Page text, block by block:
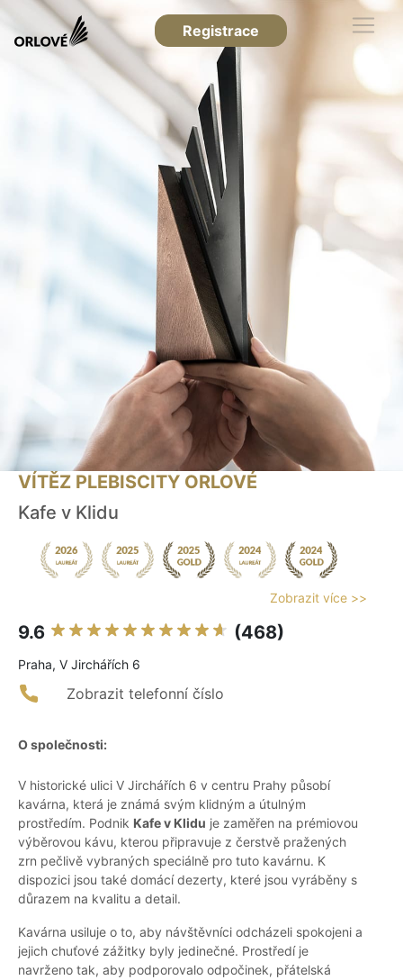
Registrace
VÍTĚZ PLEBISCITY ORLOVÉ
Kafe v Klidu
Zobrazit více >>
9.6 (468)
Praha, V Jirchářích 6
Zobrazit telefonní číslo
O společnosti:
V historické ulici V Jirchářích 6 v centru Prahy působí
kavárna, která je známá svým klidným a útulným
prostředím. Podnik Kafe v Klidu je zaměřen na prémiovou
výběrovou kávu, kterou připravuje z čerstvě pražených
zrn pečlivě vybraných speciálně pro tuto kavárnu. K
dispozici jsou také domácí dezerty, které jsou vyráběny s
důrazem na kvalitu a detail.
Kavárna usiluje o to, aby návštěvníci odcházeli spokojeni a
jejich chuťové zážitky byly jedinečné. Prostředí je
navrženo tak, aby podporovalo odpočinek, přátelská